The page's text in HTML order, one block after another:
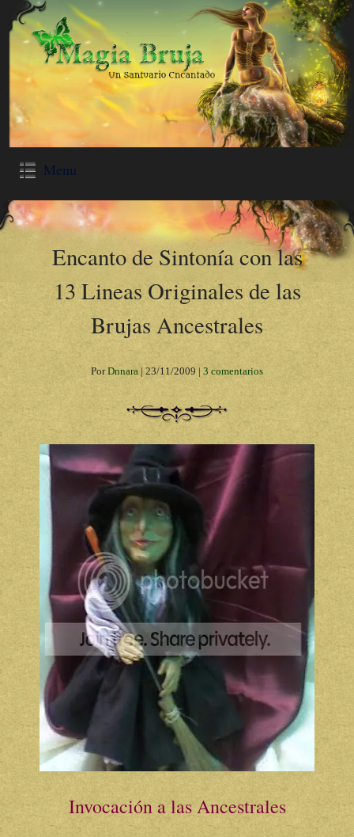
Menu
Encanto de Sintonía con las
13 Lineas Originales de las
Brujas Ancestrales
PorDnnara | 23/11/2009 | 3 comentarios
Invocación a las Ancestrales